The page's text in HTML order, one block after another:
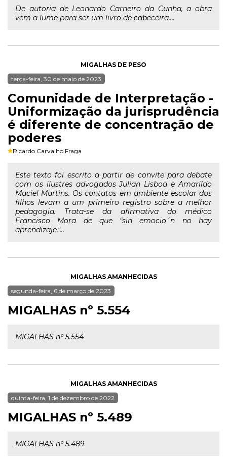
De autoria de Leonardo Carneiro da Cunha, a obra
vem a lume para ser um livro de cabeceira....
MIGALHAS DE PESO
terça-feira, 30 de maio de 2023
Comunidade de Interpretação -
Uniformização da jurisprudência
é diferente de concentração de
poderes
Ricardo Carvalho Fraga
Este texto foi escrito a partir de convite para debate
com os ilustres advogados Julian Lisboa e Amarildo
Maciel Martins. Os contatos em ambiente escolar dos
filhos levam a um primeiro registro sobre a melhor
pedagogia. Trata-se da afirmativa do médico
Francisco Mora de que “sin emocio´n no hay
aprendizaje."...
MIGALHAS AMANHECIDAS
segunda-feira, 6 de março de 2023
MIGALHAS nº 5.554
MIGALHAS nº 5.554
MIGALHAS AMANHECIDAS
quinta-feira, 1 de dezembro de 2022
MIGALHAS nº 5.489
MIGALHAS nº 5.489